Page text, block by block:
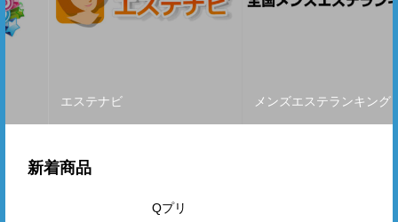
エステナビ メンズエステランキング
新着商品
Qプリ